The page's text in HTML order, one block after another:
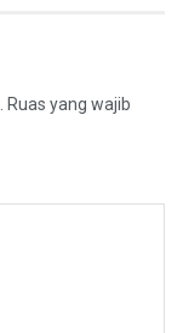
Ruas yang wajib